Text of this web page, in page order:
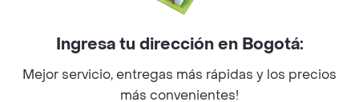
Ingresa tu dirección en Bogotá:
Mejor servicio, entregas más rápidas y los precios
más convenientes!